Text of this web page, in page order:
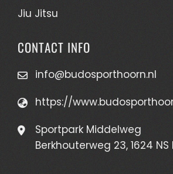
Jiu Jitsu
CONTACT INFO
info@budosporthoorn.nl
https://
Sportpark Middelweg
Berkhouterweg 23, 1624 NS